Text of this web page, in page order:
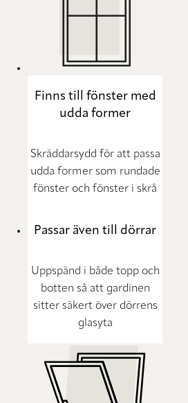
Finns till fönster med
udda former
Skräddarsydd för att passa
udda former som rundade
fönster och fönster i skrå
Passar även till dörrar
Uppspänd i både topp och
botten så att gardinen
sitter säkert över dörrens
glasyta